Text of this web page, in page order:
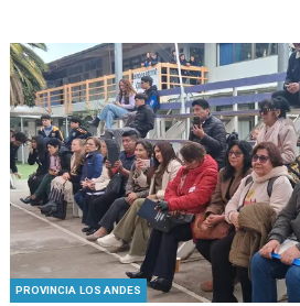
PROVINCIA LOS ANDES